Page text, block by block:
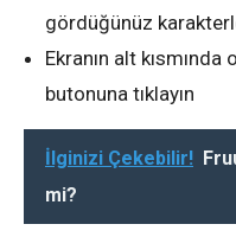
gördüğünüz
Ekranın alt
butonuna tıklayın
İlginizi Çekebilir!
mi?